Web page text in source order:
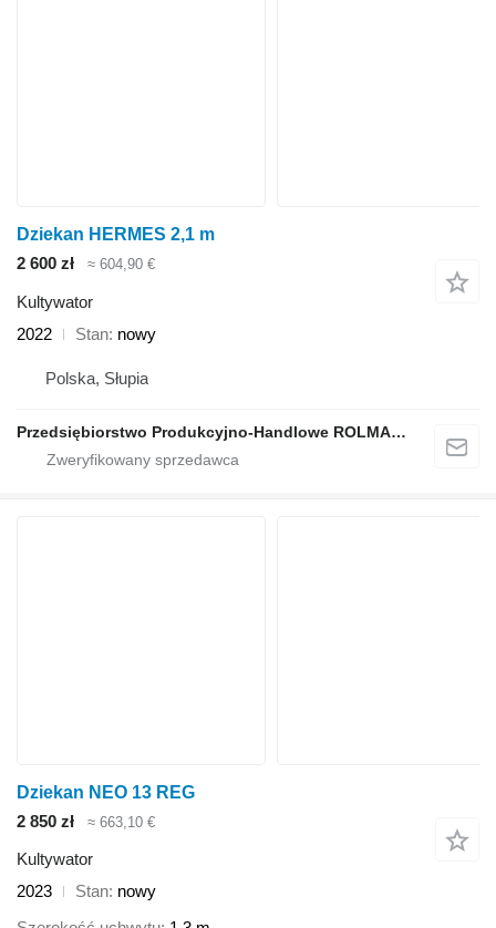
Dziekan HERMES 2,1 m
2 600 zł
≈ 604,90 €
Kultywator
2022
Stan nowy
Polska, Słupia
Przedsiębiorstwo Produkcyjno-Handlowe ROLMAPOL Marcin Dziekan
Dziekan NEO 13 REG
2 850 zł
≈ 663,10 €
Kultywator
2023
Stan nowy